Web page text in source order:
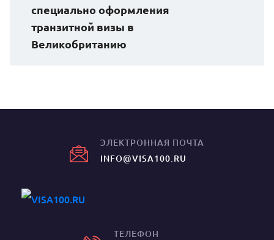
специально оформления
транзитной визы в
Великобританию
ЭЛЕКТРОННАЯ ПОЧТА
INFO@VISA100.RU
ТЕЛЕФОН